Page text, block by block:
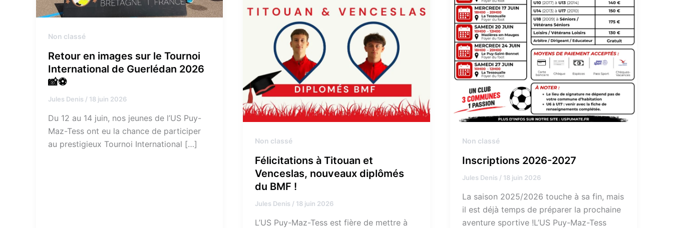
Non classé
Retour en images sur le Tournoi
International de Guerlédan 2026
📸⚽
Jules Denis / 18 juin 2026
Du 12 au 14 juin, nos jeunes de l’US Puy-
Maz-Tess ont eu la chance de participer
au prestigieux Tournoi International […]
Non classé
Félicitations à Titouan et
Venceslas, nouveaux diplômés
du BMF !
Jules Denis / 18 juin 2026
L’US Puy-Maz-Tess est fière de mettre à
Non classé
Inscriptions 2026-2027
Jules Denis / 18 juin 2026
La saison 2025/2026 touche à sa fin, mais
il est déjà temps de préparer la prochaine
aventure sportive !L’US Puy-Maz-Tess